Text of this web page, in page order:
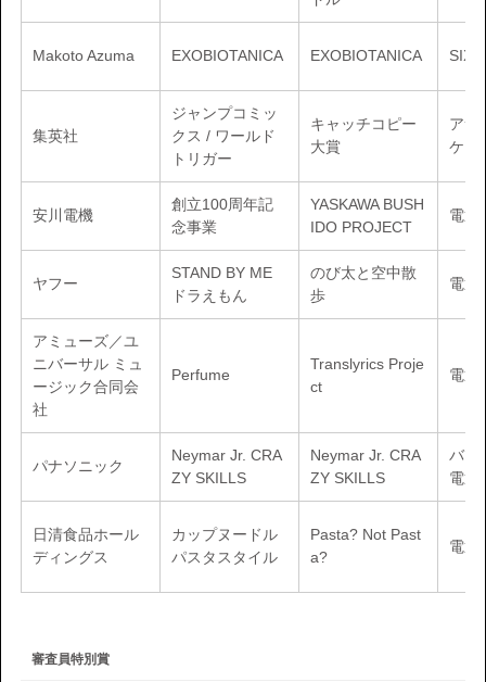
Makoto Azuma EXOBIOTANICA EXOBIOTANICA SIX
集英社
ジャンプコミッ
クス / ワールド
トリガー
キャッチコピー
大賞
アサ
ケイ
安川電機
創立100周年記
念事業
YASKAWA BUSH
IDO PROJECT
電通
ヤフー
STAND BY ME
ドラえもん
のび太と空中散
歩
電通
アミューズ／ユ
ニバーサル ミュ
ージック合同会
社
Perfume
Translyrics Proje
ct
電通
パナソニック
Neymar Jr. CRA
ZY SKILLS
Neymar Jr. CRA
ZY SKILLS
バス
電通
日清食品ホール
ディングス
カップヌードル
パスタスタイル
Pasta? Not Past
a?
電通
審査員特別賞